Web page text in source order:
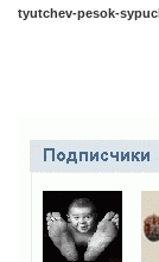
tyutchev-pesok-